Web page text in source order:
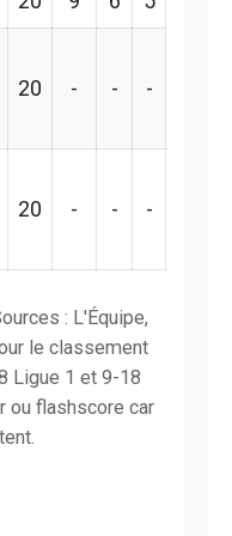
20 - - -
20 - - -
: L'Équipe,
le classement
Ligue 1 et 9-18
ou flashscore car